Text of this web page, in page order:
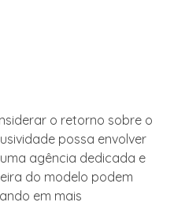
o retorno sobre o
possa envolver
agência dedicada e
do modelo podem
em mais